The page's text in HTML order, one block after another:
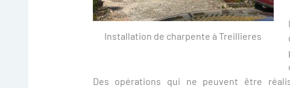
Installation de charpente à Treillieres
Des opérations qui ne peuvent être